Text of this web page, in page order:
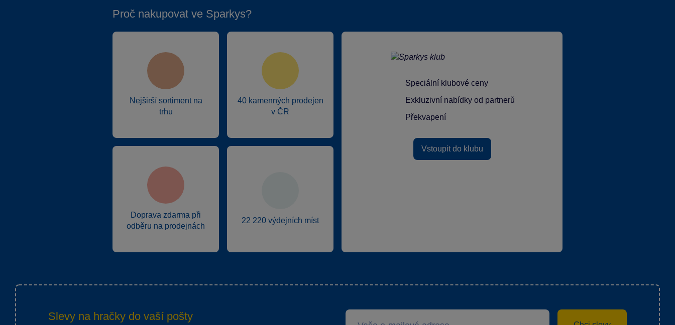
Proč nakupovat ve Sparkys?
Nejširší sortiment na
trhu
40 kamenných prodejen
v ČR
Doprava zdarma při
odběru na prodejnách
22 220 výdejních míst
Speciální klubové ceny
Exkluzivní nabídky od partnerů
Překvapení
Vstoupit do klubu
Slevy na hračky do vaší pošty